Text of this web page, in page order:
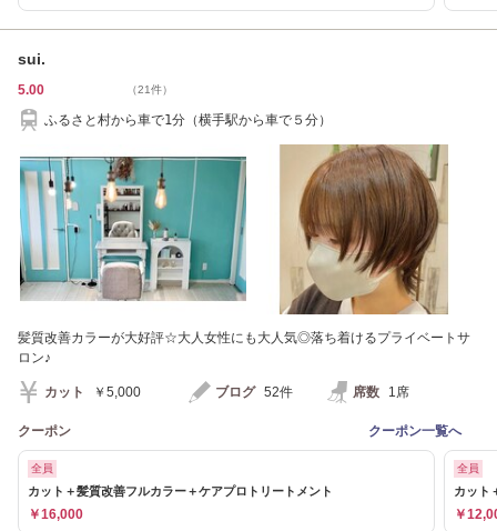
sui.
5.00 （21件）
ふるさと村から車で1分（横手駅から車で５分）
髪質改善カラーが大好評☆大人女性にも大人気◎落ち着けるプライベートサ
ロン♪
カット ￥5,000 ブログ 52件 席数 1席
クーポン クーポン一覧へ
全員
カット＋髪質改善フルカラー＋ケアプロトリートメント
￥16,000
全員
カット
￥